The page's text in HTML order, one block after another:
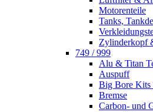
Motorenteile
Tanks,
Zylinderkopf
749 / 999
Alu & Titan
Auspuff
Big Bore
Bremse
Carbon- und